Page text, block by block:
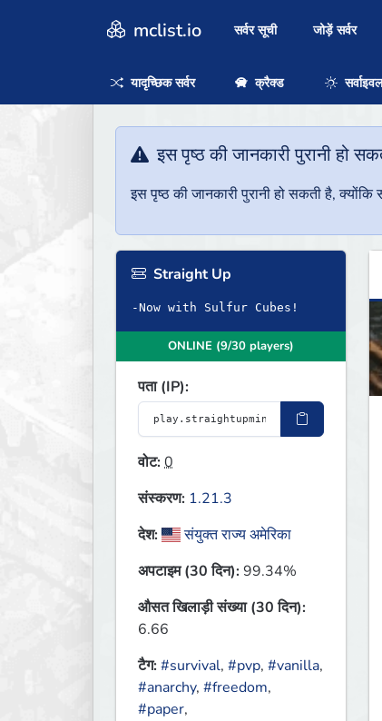
mclist.io सर्वर सूची जोड़ें सर्वर
यादृच्छिक सर्वर क्रैक्ड सर्वाइवल
इस पृष्ठ की जानकारी पुरानी हो
इस पृष्ठ की जानकारी पुरानी हो सकती है,
Straight Up
-Now with Sulfur Cubes!
ONLINE (9/30 players)
पता (IP):
वोट:0
संस्करण: 1.21.3
देश:
संयुक्त राज्य अमेरिका
अपटाइम (30 दिन):99.34%
औसत खिलाड़ी संख्या (30 दिन):
6.66
टैग:#survival, #pvp, #vanilla,
#anarchy, #freedom,
#paper,